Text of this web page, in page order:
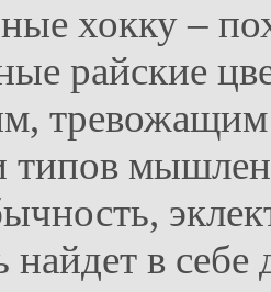
хокку –
райские
типов
найдет в